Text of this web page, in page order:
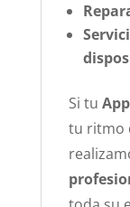
Si tu
tu ritmo